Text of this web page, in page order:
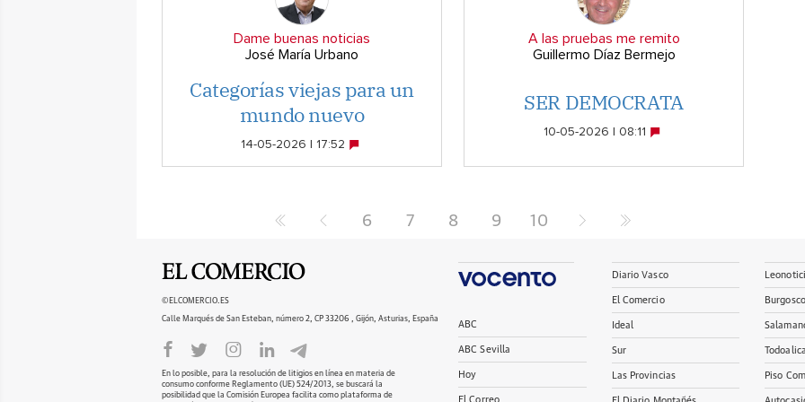
Dame buenas noticias
José María Urbano
Categorías viejas para un
mundo nuevo
14-05-2026 | 17:52
A las pruebas me remito
Guillermo Díaz Bermejo
SER DEMOCRATA
10-05-2026 | 08:11
6 7 8 9 10
©ELCOMERCIO.ES
Calle Marqués de San Esteban, número 2, CP 33206 , Gijón, Asturias, España
En lo posible, para la resolución de litigios en línea en materia de
consumo conforme Reglamento (UE) 524/2013, se buscará la
posibilidad que la Comisión Europea facilita como plataforma de
ABC
ABC Sevilla
Hoy
El Correo
Diario Vasco
El Comercio
Ideal
Sur
Las Provincias Piso